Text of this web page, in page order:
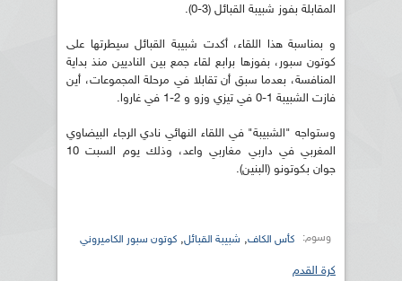
المقابلة بفوز شبيبة القبائل (3-0).
و بمناسبة هذا اللقاء، أكدت شبيبة القبائل سيطرتها على
كوتون سبور، بفوزها برابع لقاء جمع بين الناديين منذ بداية
المنافسة، بعدما سبق أن تقابلا في مرحلة المجموعات، أين
فازت الشبيبة 1-0 في تيزي وزو و 2-1 في غاروا.
وستواجه "الشبيبة" في اللقاء النهائي نادي الرجاء البيضاوي
المغربي في داربي مغاربي واعد، وذلك يوم السبت 10
جوان بكوتونو (البنين).
وسوم: كأس الكاف, شبيبة القبائل, كوتون سبور الكاميروني
كرة القدم